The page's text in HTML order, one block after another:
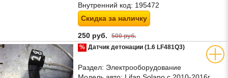
Внутренний код: 195472
Скидка за наличку
250 руб. 500 руб.
% Датчик детонации (1.6 LF481Q3)
Раздел: Электрооборудование